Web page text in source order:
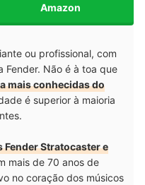
Amazon
ou profissional, com
Fender. Não é à toa que
mais conhecidas do
é superior à maioria
Stratocaster e
mais de 70 anos de
no coração dos músicos